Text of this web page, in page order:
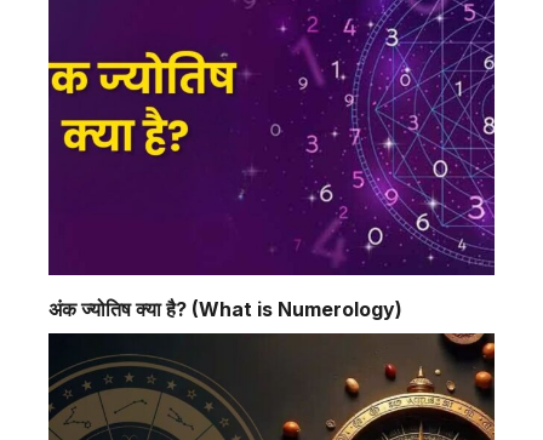
अंक ज्योतिष क्या है? (What is Numerology)